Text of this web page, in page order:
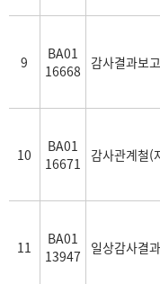
9
BA01
16668
감사결과보
10
BA01
16671
감사관계철(
11
BA01
13947
일상감사결